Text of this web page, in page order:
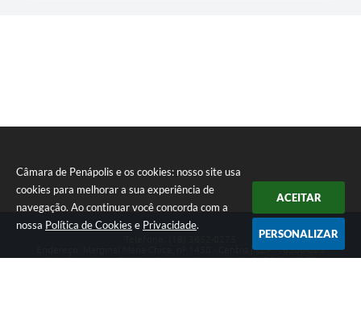
Câmara de Penápolis e os cookies: nosso site usa
cookies para melhorar a sua experiência de
navegação. Ao continuar você concorda com a
nossa Política de Cookies e Privacidade.
ACEITAR
PERSONALIZAR
Endereço: Marginal Maria Chica, nº 1450 - Centro | CEP: 16300-005
Atendimento ao Público de segunda a sexta da 8h00 às 16h00